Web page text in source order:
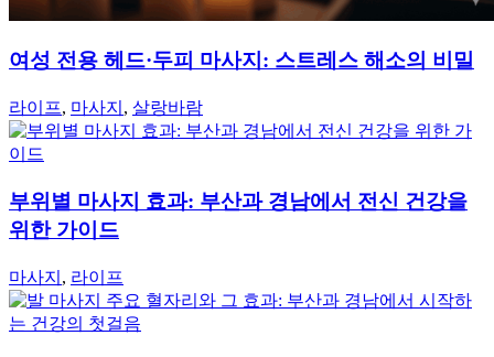
여성 전용 헤드·두피 마사지: 스트레스 해소의 비밀
라이프, 마사지 , 살랑바람
부위별 마사지 효과: 부산과 경남에서 전신 건강을
위한 가이드
마사지 , 라이프